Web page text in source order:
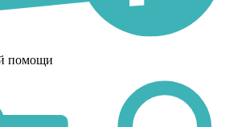
помощи